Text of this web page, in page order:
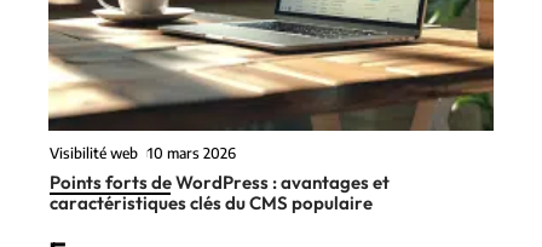
Visibilité web 10 mars 2026
Points forts de WordPress : avantages et
caractéristiques clés du CMS populaire